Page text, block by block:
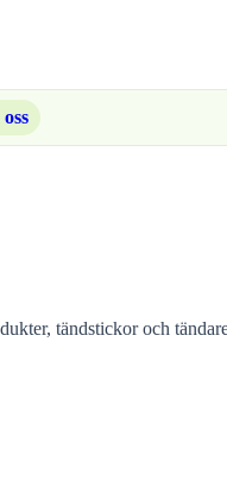
tändstickor och